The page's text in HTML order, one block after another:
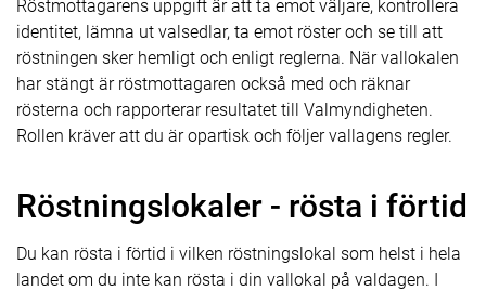
Röstmottagarens uppgift är att ta emot väljare, kontrollera
identitet, lämna ut valsedlar, ta emot röster och se till att
röstningen sker hemligt och enligt reglerna. När vallokalen
har stängt är röstmottagaren också med och räknar
rösterna och rapporterar resultatet till Valmyndigheten.
Rollen kräver att du är opartisk och följer vallagens regler.
Röstningslokaler - rösta i förtid
Du kan rösta i förtid i vilken röstningslokal som helst i hela
landet om du inte kan rösta i din vallokal på valdagen. I